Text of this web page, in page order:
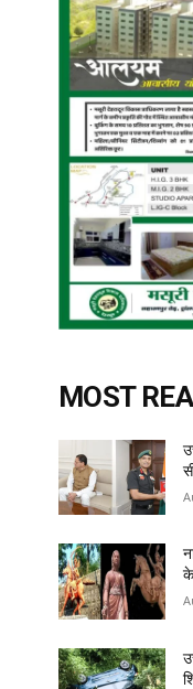
MOST